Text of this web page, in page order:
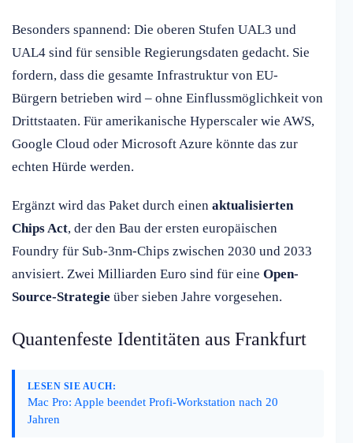
Besonders spannend: Die oberen Stufen UAL3 und
UAL4 sind für sensible Regierungsdaten gedacht. Sie
fordern, dass die gesamte Infrastruktur von EU-
Bürgern betrieben wird – ohne Einflussmöglichkeit von
Drittstaaten. Für amerikanische Hyperscaler wie AWS,
Google Cloud oder Microsoft Azure könnte das zur
echten Hürde werden.
Ergänzt wird das Paket durch einen aktualisierten
Chips Act, der den Bau der ersten europäischen
Foundry für Sub-3nm-Chips zwischen 2030 und 2033
anvisiert. Zwei Milliarden Euro sind für eine Open-
Source-Strategie über sieben Jahre vorgesehen.
Quantenfeste Identitäten aus Frankfurt
LESEN SIE AUCH:
Mac Pro: Apple beendet Profi-Workstation nach 20
Jahren